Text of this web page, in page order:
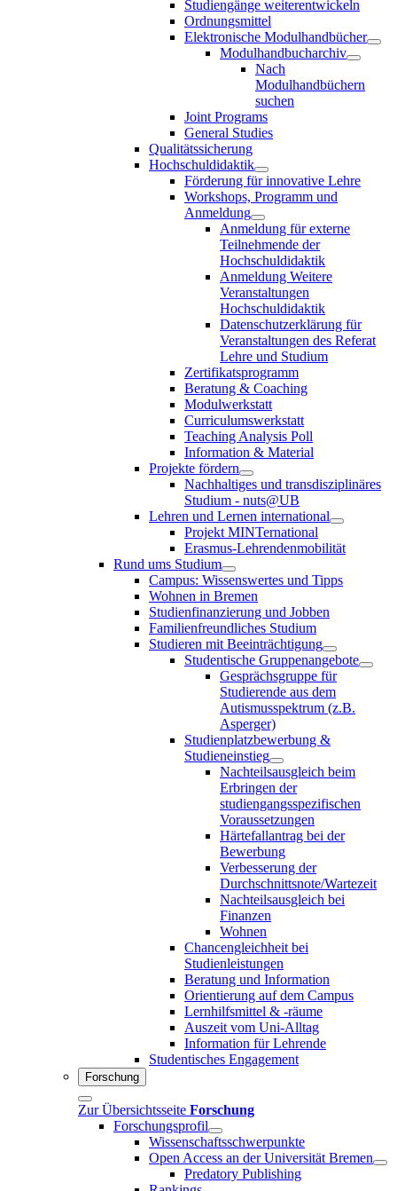
Studiengänge weiterentwickeln
Ordnungsmittel
Elektronische Modulhandbücher
Modulhandbucharchiv
Nach
Modulhandbüchern
suchen
Joint Programs
General Studies
Qualitätssicherung
Hochschuldidaktik
Förderung für innovative Lehre
Workshops, Programm und
Anmeldung
Anmeldung für externe
Teilnehmende der
Hochschuldidaktik
Anmeldung Weitere
Veranstaltungen
Hochschuldidaktik
Datenschutzerklärung für
Veranstaltungen des Referat
Lehre und Studium
Zertifikatsprogramm
Beratung & Coaching
Modulwerkstatt
Curriculumswerkstatt
Teaching Analysis Poll
Information & Material
Projekte fördern
Nachhaltiges und transdisziplinäres
Studium - nuts@UB
Lehren und Lernen international
Projekt MINTernational
Erasmus-Lehrendenmobilität
Rund ums Studium
Campus: Wissenswertes und Tipps
Wohnen in Bremen
Studienfinanzierung und Jobben
Familienfreundliches Studium
Studieren mit Beeinträchtigung
Studentische Gruppenangebote
Gesprächsgruppe für
Studierende aus dem
Autismusspektrum (z.B.
Asperger)
Studienplatzbewerbung &
Studieneinstieg
Nachteilsausgleich beim
Erbringen der
studiengangsspezifischen
Voraussetzungen
Härtefallantrag bei der
Bewerbung
Verbesserung der
Durchschnittsnote/Wartezeit
Nachteilsausgleich bei
Finanzen
Wohnen
Chancengleichheit bei
Studienleistungen
Beratung und Information
Orientierung auf dem Campus
Lernhilfsmittel & -räume
Auszeit vom Uni-Alltag
Information für Lehrende
Studentisches Engagement
Forschung
Zur Übersichtsseite Forschung
Forschungsprofil
Wissenschaftsschwerpunkte
Open Access an der Universität Bremen
Predatory Publishing